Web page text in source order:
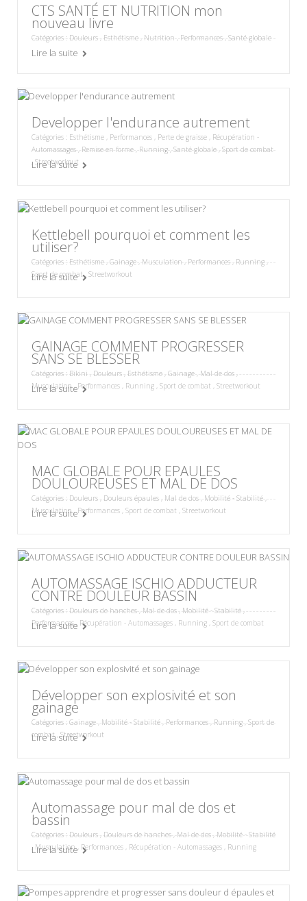
CTS SANTÉ ET NUTRITION mon
nouveau livre
Catégories : Douleurs , Esthétisme, Nutrition,Performances,Santé globale
Lire la suite
Developper l'endurance autrement
Catégories : Esthétisme Performances Perte de graisse
Récupération -
Automassages,Remise en forme,Running,Santé globale,Sport de combat
, Streetworkout
Lire la suite
Kettlebell pourquoi et comment les
utiliser?
Catégories : Esthétisme,Gainage,Musculation, Performances, Running,
Sport de combat, Streetworkout
Lire la suite
GAINAGE COMMENT PROGRESSER
SANS SE BLESSER
Catégories : Bikini , Douleurs , Esthétisme , Gainage,Mal de dos ,
Musculation,Performances Running Sport de combat Streetworkout
Lire la suite
MAC GLOBALE POUR EPAULES
DOULOUREUSES ET MAL DE DOS
Catégories : Douleurs , Douleurs épaules , Mal de dos,Mobilité - Stabilité,
Musculation,Performances Sport de combat Streetworkout
Lire la suite
AUTOMASSAGE ISCHIO ADDUCTEUR
CONTRE DOULEUR BASSIN
Catégories : Douleurs de hanches,Mal de dos,Mobilité - Stabilité ,
Performances, Récupération - Automassages Running Sport de combat
Lire la suite
Développer son explosivité et son
gainage
Catégories : Gainage,Mobilité - Stabilité,Performances,Running,Sport de
combat,Streetworkout
Lire la suite
Automassage pour mal de dos et
bassin
Catégories : Douleurs , Douleurs de hanches,Mal de dos,Mobilité - Stabilité
, Musculation, Performances Récupération - Automassages Running
Lire la suite